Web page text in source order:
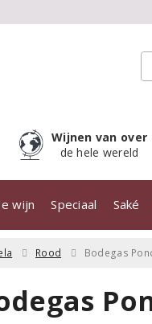
Wijnen van over
de hele wereld
wijn Speciaal Saké
Rood Bodegas